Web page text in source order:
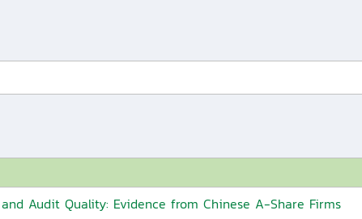
Audit Quality: Evidence from Chinese A-Share Firms